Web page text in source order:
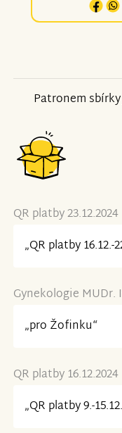
Patronem
QR platby 23.12.2024
„QR platby 16.12.-
Gynekologie MUDr.
„pro Žofinku“
QR platby 16.12.2024
„QR platby 9.-